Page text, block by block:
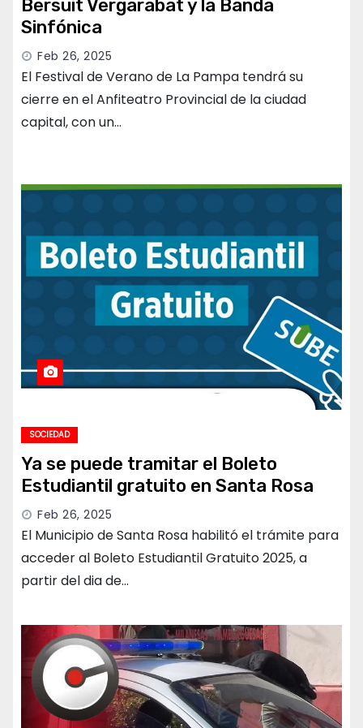
Bersuit Vergarabat y la Banda
Sinfónica
Feb 26, 2025
El Festival de Verano de La Pampa tendrá su
cierre en el Anfiteatro Provincial de la ciudad
capital, con un…
SOCIEDAD
Ya se puede tramitar el Boleto
Estudiantil gratuito en Santa Rosa
Feb 26, 2025
El Municipio de Santa Rosa habilitó el trámite para
acceder al Boleto Estudiantil Gratuito 2025, a
partir del dia de…